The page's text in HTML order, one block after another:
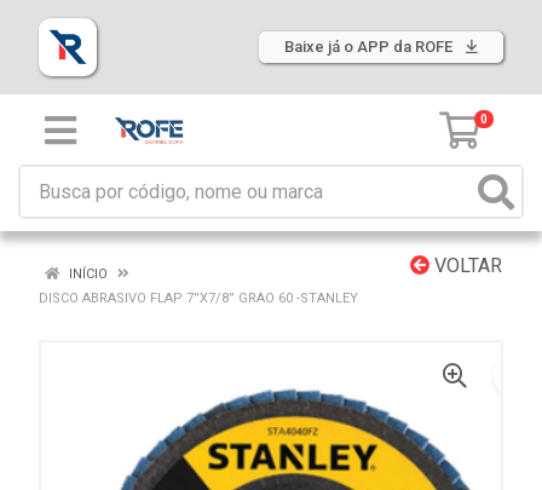
Baixe já o APP da ROFE
0
VOLTAR
INÍCIO
DISCO ABRASIVO FLAP 7”X7/8” GRAO 60 -STANLEY